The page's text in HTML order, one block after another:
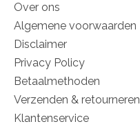
Over ons
Algemene voorwaarden
Disclaimer
Privacy Policy
Betaalmethoden
Verzenden & retourneren
Klantenservice